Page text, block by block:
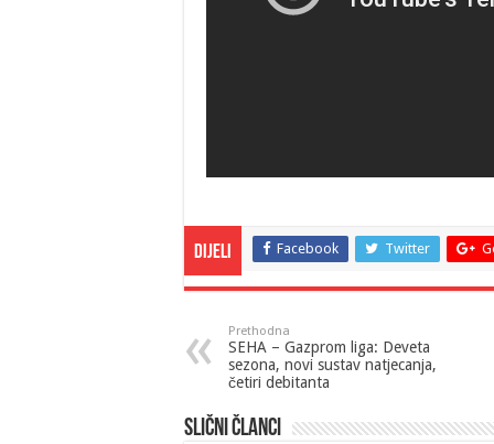
Dijeli Facebook Twitter
Prethodna
SEHA – Gazprom liga: Deveta
sezona, novi sustav natjecanja,
četiri debitanta
Slični članci